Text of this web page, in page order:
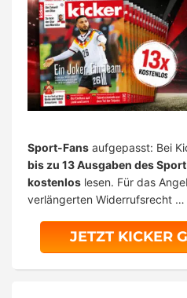
Sport-Fans aufgepasst: Bei
bis zu 13 Ausgaben des
kostenlos lesen. Für das
verlängerten Widerrufsrecht …
JETZT KICKER